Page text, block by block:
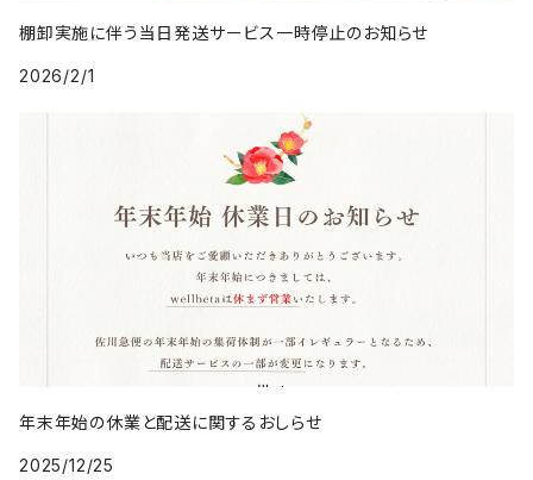
棚卸実施に伴う当日発送サービス一時停止のお知らせ
2026/2/1
年末年始の休業と配送に関するおしらせ
2025/12/25